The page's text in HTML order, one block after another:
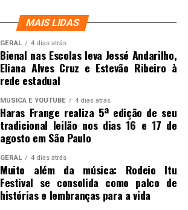
MAIS LIDAS
GERAL 4 dias atrás
Bienal nas Escolas leva Jessé Andarilho,
Eliana Alves Cruz e Estevão Ribeiro à
rede estadual
MUSICA E YOUTUBE 4 dias atrás
Haras Frange realiza 5ª edição de seu
tradicional leilão nos dias 16 e 17 de
agosto em São Paulo
GERAL 4 dias atrás
Muito além da música: Rodeio Itu
Festival se consolida como palco de
histórias e lembranças para a vida